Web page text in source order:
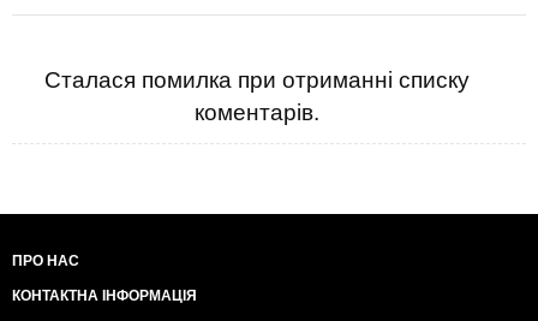
Сталася помилка при отриманні списку
коментарів.
ПРО НАС
КОНТАКТНА ІНФОРМАЦІЯ